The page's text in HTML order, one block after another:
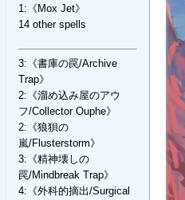
1:《Mox Jet》
14 other spells
3:《書庫の罠/Archive
Trap》
2:《溜め込み屋のアウ
フ/Collector Ouphe》
2:《狼狽の
嵐/Flusterstorm》
3:《精神壊しの
罠/Mindbreak Trap》
4:《外科的摘出/Surgical